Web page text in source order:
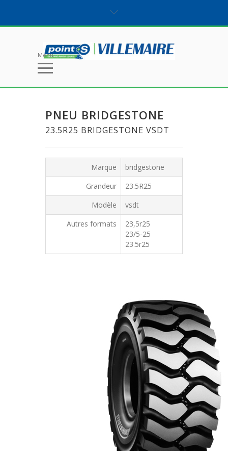
Menu
PNEU BRIDGESTONE
23.5R25 BRIDGESTONE VSDT
Marque
bridgestone
Grandeur
23.5R25
Modèle
vsdt
Autres formats
23,5r25
23/5-25
23.5r25